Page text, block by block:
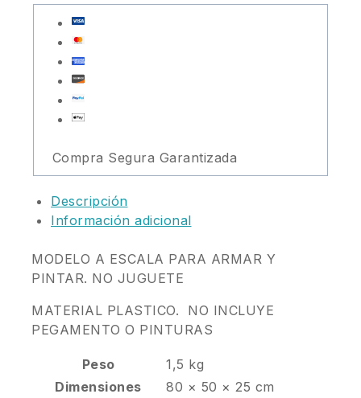
Compra Segura Garantizada
Descripción
Información adicional
MODELO A ESCALA PARA ARMAR Y
PINTAR. NO JUGUETE
MATERIAL PLASTICO. NO INCLUYE
PEGAMENTO O PINTURAS
Peso
1,5 kg
Dimensiones
80 × 50 × 25 cm